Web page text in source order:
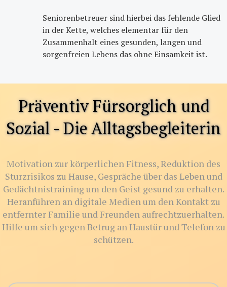
Seniorenbetreuer sind hierbei das fehlende Glied
in der Kette, welches elementar für den
Zusammenhalt eines gesunden, langen und
sorgenfreien Lebens das ohne Einsamkeit ist.
Präventiv Fürsorglich und
Sozial - Die Alltagsbegleiterin
Motivation zur körperlichen Fitness, Reduktion des
Sturzrisikos zu Hause, Gespräche über das Leben und
Gedächtnistraining um den Geist gesund zu erhalten.
Heranführen an digitale Medien um den Kontakt zu
entfernter Familie und Freunden aufrechtzuerhalten.
Hilfe um sich gegen Betrug an Haustür und Telefon zu
schützen.